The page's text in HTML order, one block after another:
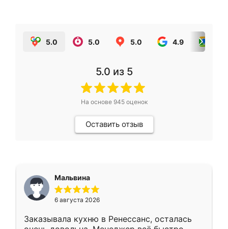
5.0 5.0 5.0 4.9
5.0 из 5
На основе 945оценок
Оставить отзыв
Мальвина
6 августа 2026
Заказывала кухню в Ренессанс, осталась